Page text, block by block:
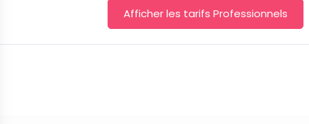
Afficher les tarifs Professionnels